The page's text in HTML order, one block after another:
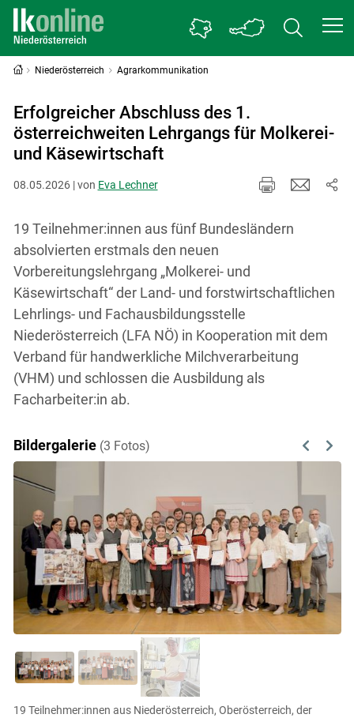
Niederösterreich Agrarkommunikation
Erfolgreicher Abschluss des 1.
österreichweiten Lehrgangs für Molkerei-
und Käsewirtschaft
08.05.2026 | von Eva Lechner
19 Teilnehmer:innen aus fünf Bundesländern
absolvierten erstmals den neuen
Vorbereitungslehrgang „Molkerei- und
Käsewirtschaft“ der Land- und forstwirtschaftlichen
Lehrlings- und Fachausbildungsstelle
Niederösterreich (LFA NÖ) in Kooperation mit dem
Verband für handwerkliche Milchverarbeitung
(VHM) und schlossen die Ausbildung als
Facharbeiter:in ab.
Bildergalerie (3 Fotos) Previous
Next
19 Teilnehmer:innen aus Niederösterreich, Oberösterreich, der